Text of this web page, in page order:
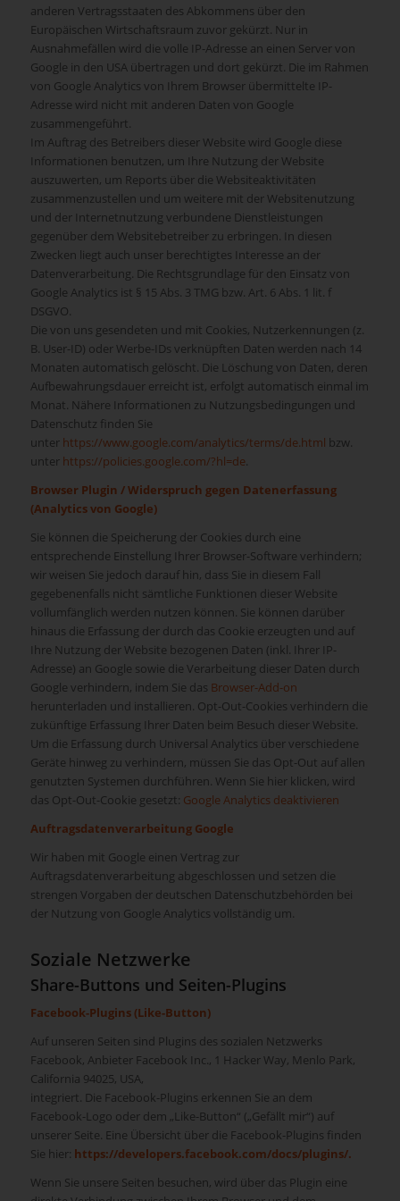
anderen Vertragsstaaten des Abkommens über den
Europäischen Wirtschaftsraum zuvor gekürzt. Nur in
Ausnahmefällen wird die volle IP-Adresse an einen Server von
Google in den USA übertragen und dort gekürzt. Die im Rahmen
von Google Analytics von Ihrem Browser übermittelte IP-
Adresse wird nicht mit anderen Daten von Google
zusammengeführt.
Im Auftrag des Betreibers dieser Website wird Google diese
Informationen benutzen, um Ihre Nutzung der Website
auszuwerten, um Reports über die Websiteaktivitäten
zusammenzustellen und um weitere mit der Websitenutzung
und der Internetnutzung verbundene Dienstleistungen
gegenüber dem Websitebetreiber zu erbringen. In diesen
Zwecken liegt auch unser berechtigtes Interesse an der
Datenverarbeitung. Die Rechtsgrundlage für den Einsatz von
Google Analytics ist § 15 Abs. 3 TMG bzw. Art. 6 Abs. 1 lit. f
DSGVO.
Die von uns gesendeten und mit Cookies, Nutzerkennungen (z.
B. User-ID) oder Werbe-IDs verknüpften Daten werden nach 14
Monaten automatisch gelöscht. Die Löschung von Daten, deren
Aufbewahrungsdauer erreicht ist, erfolgt automatisch einmal im
Monat. Nähere Informationen zu Nutzungsbedingungen und
Datenschutz finden Sie
unter https://www.google.com/analytics/terms/de.html bzw.
unter https://policies.google.com/?hl=de.
Browser Plugin / Widerspruch gegen Datenerfassung
(Analytics von Google)
Sie können die Speicherung der Cookies durch eine
entsprechende Einstellung Ihrer Browser-Software verhindern;
wir weisen Sie jedoch darauf hin, dass Sie in diesem Fall
gegebenenfalls nicht sämtliche Funktionen dieser Website
vollumfänglich werden nutzen können. Sie können darüber
hinaus die Erfassung der durch das Cookie erzeugten und auf
Ihre Nutzung der Website bezogenen Daten (inkl. Ihrer IP-
Adresse) an Google sowie die Verarbeitung dieser Daten durch
Google verhindern, indem Sie das Browser-Add-on
herunterladen und installieren. Opt-Out-Cookies verhindern die
zukünftige Erfassung Ihrer Daten beim Besuch dieser Website.
Um die Erfassung durch Universal Analytics über verschiedene
Geräte hinweg zu verhindern, müssen Sie das Opt-Out auf allen
genutzten Systemen durchführen. Wenn Sie hier klicken, wird
das Opt-Out-Cookie gesetzt: Google Analytics deaktivieren
Auftragsdatenverarbeitung Google
Wir haben mit Google einen Vertrag zur
Auftragsdatenverarbeitung abgeschlossen und setzen die
strengen Vorgaben der deutschen Datenschutzbehörden bei
der Nutzung von Google Analytics vollständig um.
Soziale Netzwerke
Share-Buttons und Seiten-Plugins
Facebook-Plugins (Like-Button)
Auf unseren Seiten sind Plugins des sozialen Netzwerks
Facebook, Anbieter Facebook Inc., 1 Hacker Way, Menlo Park,
California 94025, USA,
integriert. Die Facebook-Plugins erkennen Sie an dem
Facebook-Logo oder dem „Like-Button“ („Gefällt mir“) auf
unserer Seite. Eine Übersicht über die Facebook-Plugins finden
Sie hier: https://developers.facebook.com/docs/plugins/.
Wenn Sie unsere Seiten besuchen, wird über das Plugin eine